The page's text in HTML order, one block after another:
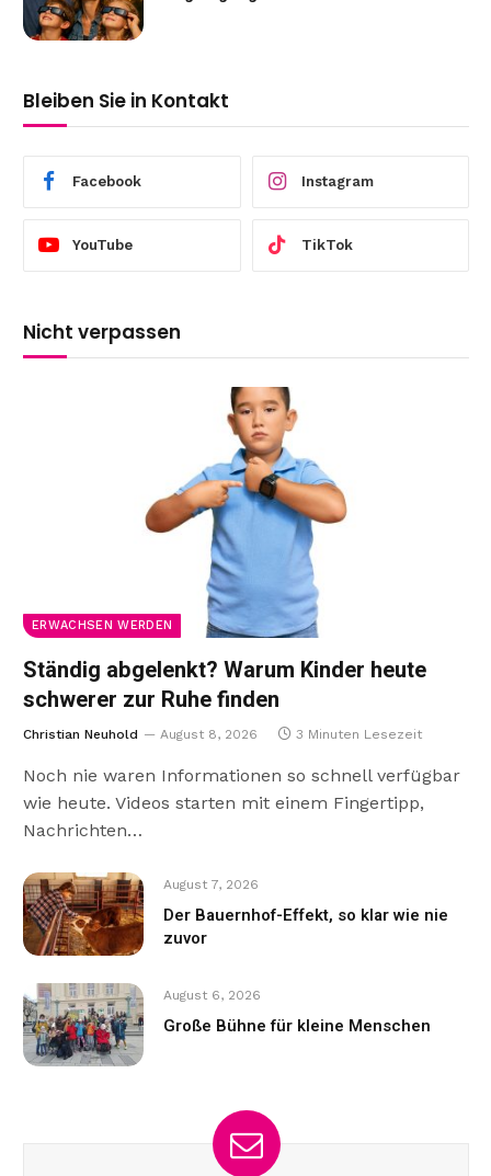
Bleiben Sie in Kontakt
Facebook Instagram
YouTube TikTok
Nicht verpassen
ERWACHSEN WERDEN
Ständig abgelenkt? Warum Kinder heute
schwerer zur Ruhe finden
Christian Neuhold August 8, 2026 3 Minuten Lesezeit
Noch nie waren Informationen so schnell verfügbar
wie heute. Videos starten mit einem Fingertipp,
Nachrichten…
August 7, 2026
Der Bauernhof-Effekt, so klar wie nie
zuvor
August 6, 2026
Große Bühne für kleine Menschen